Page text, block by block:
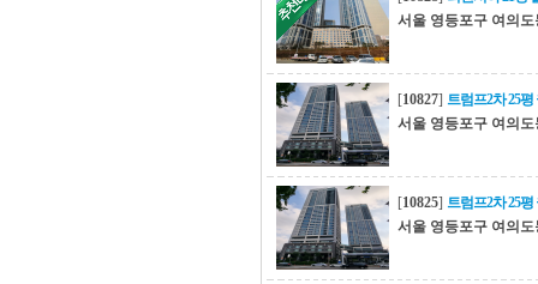
서울 영등포구 여의도
[10827] 트럼프2차 25평
서울 영등포구 여의도
[10825] 트럼프2차 25평
서울 영등포구 여의도